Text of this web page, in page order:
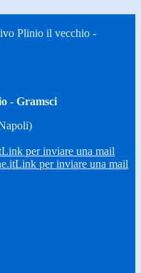
Plinio il vecchio -
- Gramsci
Link per inviare una mail
Link per inviare una mail